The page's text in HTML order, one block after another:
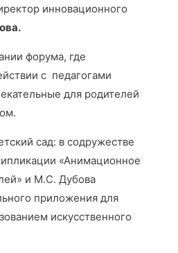
инновационного
форума, где
с педагогами
для родителей
сад: в содружестве
«Анимационное
и М.С. Дубова
приложения для
искусственного